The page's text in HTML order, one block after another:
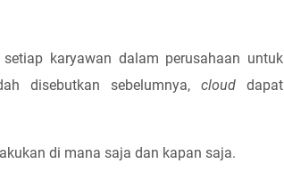
karyawan dalam perusahaan untuk
disebutkan sebelumnya,cloud dapat
di mana saja dan kapan saja.